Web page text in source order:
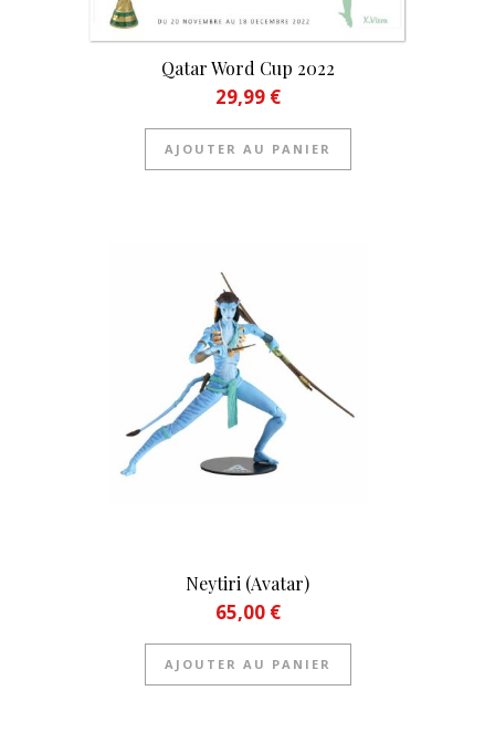
Qatar Word Cup 2022
29,99 €
AJOUTER AU PANIER
Neytiri (Avatar)
65,00 €
AJOUTER AU PANIER